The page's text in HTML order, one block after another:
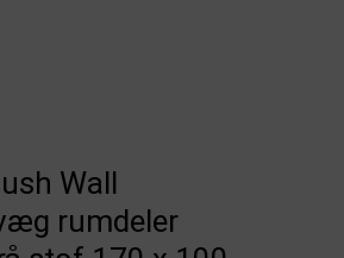
Wall
rumdeler